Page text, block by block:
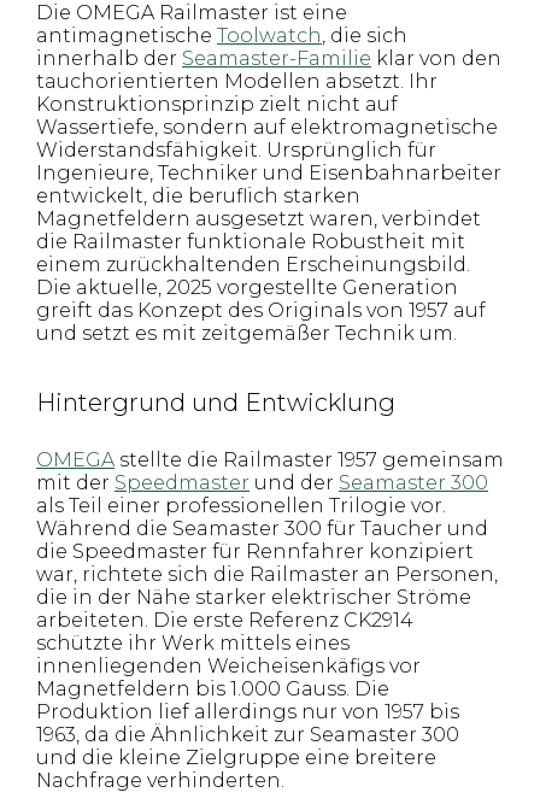
Die OMEGA Railmaster ist eine
antimagnetische Toolwatch, die sich
innerhalb der Seamaster-Familie klar von den
tauchorientierten Modellen absetzt. Ihr
Konstruktionsprinzip zielt nicht auf
Wassertiefe, sondern auf elektromagnetische
Widerstandsfähigkeit. Ursprünglich für
Ingenieure, Techniker und Eisenbahnarbeiter
entwickelt, die beruflich starken
Magnetfeldern ausgesetzt waren, verbindet
die Railmaster funktionale Robustheit mit
einem zurückhaltenden Erscheinungsbild.
Die aktuelle, 2025 vorgestellte Generation
greift das Konzept des Originals von 1957 auf
und setzt es mit zeitgemäßer Technik um.
Hintergrund und Entwicklung
OMEGA stellte die Railmaster 1957 gemeinsam
mit der Speedmaster und der Seamaster 300
als Teil einer professionellen Trilogie vor.
Während die Seamaster 300 für Taucher und
die Speedmaster für Rennfahrer konzipiert
war, richtete sich die Railmaster an Personen,
die in der Nähe starker elektrischer Ströme
arbeiteten. Die erste Referenz CK2914
schützte ihr Werk mittels eines
innenliegenden Weicheisenkäfigs vor
Magnetfeldern bis 1.000 Gauss. Die
Produktion lief allerdings nur von 1957 bis
1963, da die Ähnlichkeit zur Seamaster 300
und die kleine Zielgruppe eine breitere
Nachfrage verhinderten.